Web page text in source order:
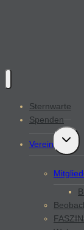
Sternwarte
Spenden
Verein
öffnen